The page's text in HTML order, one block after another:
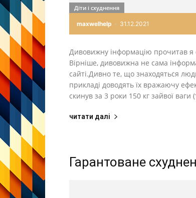
maxwelhelp - 31.12.2021
Діти і схуднення
Дивовижну інформацію прочитав я
Вірніше, дивовижна не сама
сайті.Дивно те, що знаходяться
прикладі доводять їх вражаючу
скинув за 3 роки 150 кг зайвої
читати далі
Гарантоване